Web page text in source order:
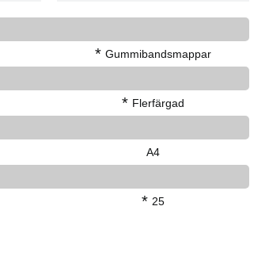
* Gummibandsmappar
* Flerfärgad
A4
* 25